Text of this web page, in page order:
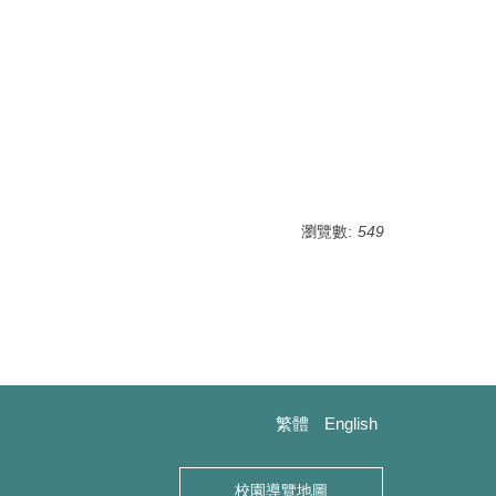
瀏覽數: 549
繁體 English
校園導覽地圖